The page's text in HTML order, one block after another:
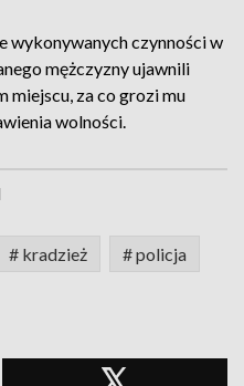
czynności w
mężczyzny ujawnili
miejscu, za co grozi mu
wolności.
# kradzież # policja